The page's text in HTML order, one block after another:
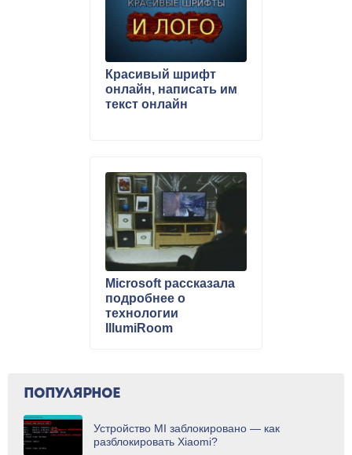
Красивый шрифт
онлайн, написать им
текст онлайн
Microsoft рассказала
подробнее о
технологии
IllumiRoom
ПОПУЛЯРНОЕ
Устройство MI заблокировано — как
разблокировать Xiaomi?